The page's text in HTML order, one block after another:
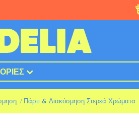
Πάρτι & Διακόσμηση Στερεά Χρώματα